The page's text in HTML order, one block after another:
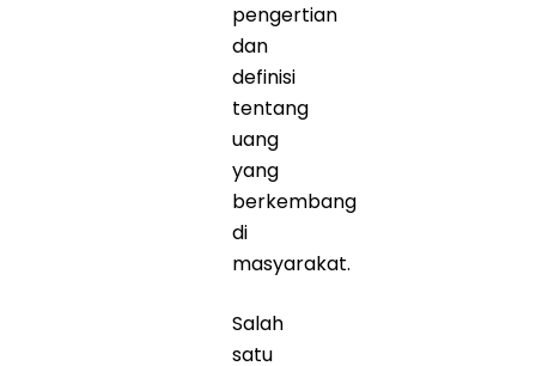
pengertian
dan
definisi
tentang
uang
yang
berkembang
di
masyarakat.
Salah
satu